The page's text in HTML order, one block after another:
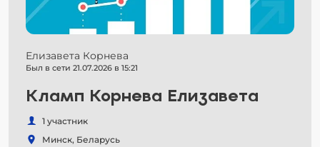
Елизавета Корнева
Был в сети 21.07.2026 в 15:21
Кламп Корнева Елизавета
1 участник
Минск, Беларусь